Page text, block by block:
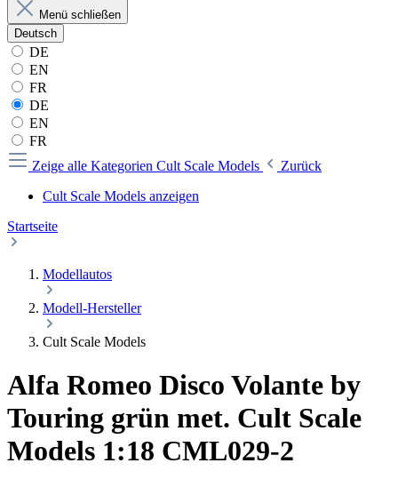
Menü schließen
Deutsch
DE
EN
FR
DE
EN
FR
Zeige alle Kategorien Cult Scale Models
Zurück
Cult Scale Models anzeigen
Startseite
Modellautos
Modell-Hersteller
Cult Scale Models
Alfa Romeo Disco Volante by
Touring grün met. Cult Scale
Models 1:18 CML029-2